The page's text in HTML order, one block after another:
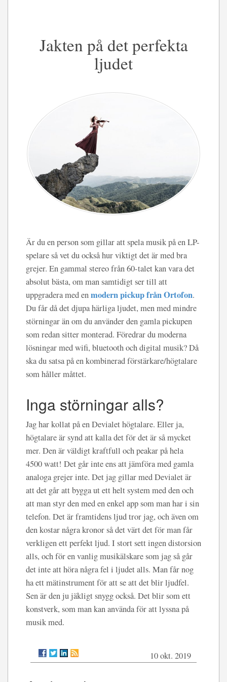
Jakten på det perfekta
ljudet
Är du en person som gillar att spela musik på en LP-
spelare så vet du också hur viktigt det är med bra
grejer. En gammal stereo från 60-talet kan vara det
absolut bästa, om man samtidigt ser till att
uppgradera med enmodern pickup från Ortofon.
Du får då det djupa härliga ljudet, men med mindre
störningar än om du använder den gamla pickupen
som redan sitter monterad. Föredrar du moderna
lösningar med wifi, bluetooth och digital musik? Då
ska du satsa på en kombinerad förstärkare/högtalare
som håller måttet.
Inga störningar alls?
Jag har kollat på en Devialet högtalare. Eller ja,
högtalare är synd att kalla det för det är så mycket
mer. Den är väldigt kraftfull och peakar på hela
4500 watt! Det går inte ens att jämföra med gamla
analoga grejer inte. Det jag gillar med Devialet är
att det går att bygga ut ett helt system med den och
att man styr den med en enkel app som man har i sin
telefon. Det är framtidens ljud tror jag, och även om
den kostar några kronor så det värt det för man får
verkligen ett perfekt ljud. I stort sett ingen distorsion
alls, och för en vanlig musikälskare som jag så går
det inte att höra några fel i ljudet alls. Man får nog
ha ett mätinstrument för att se att det blir ljudfel.
Sen är den ju jäkligt snygg också. Det blir som ett
konstverk, som man kan använda för att lyssna på
musik med.
10 okt. 2019